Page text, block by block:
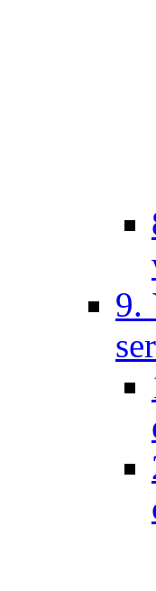
9.